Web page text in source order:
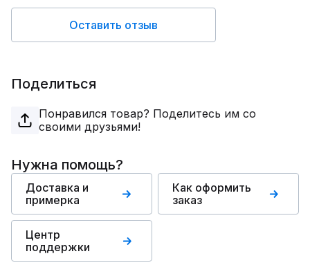
Оставить отзыв
Поделиться
Понравился товар? Поделитесь им со
своими друзьями!
Нужна помощь?
Доставка и
примерка
Как оформить
заказ
Центр
поддержки